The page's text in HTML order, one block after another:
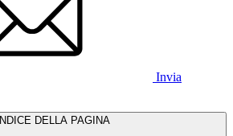
Invia
INDICE DELLA PAGINA